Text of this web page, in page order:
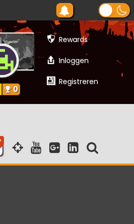
Rewards
Inloggen
Registreren
0